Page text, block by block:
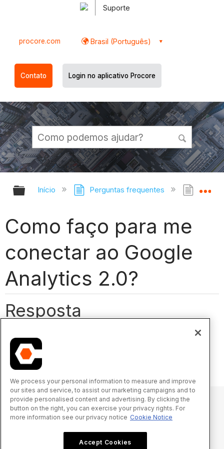
Suporte
procore.com Brasil (Português)
Contato Login no aplicativo Procore
Expandir/recolher hierarquia
Início Perguntas frequentes
Como faço para me
conectar ao Google
Analytics 2.0?
Resposta
O Analytics 2.0 pode ser acessado de várias maneiras. A
maneira mais comum seria conectar-se no Power BI.
ConsulteIntrodução ao Analytics 2.0
We process your personal information to measure and improve
our sites and service, to assist our marketing campaigns and to
provide personalised content and advertising. By clicking the
button on the right, you can exercise your privacy rights. For
more information see our privacy notice Cookie Notice
Accept Cookies